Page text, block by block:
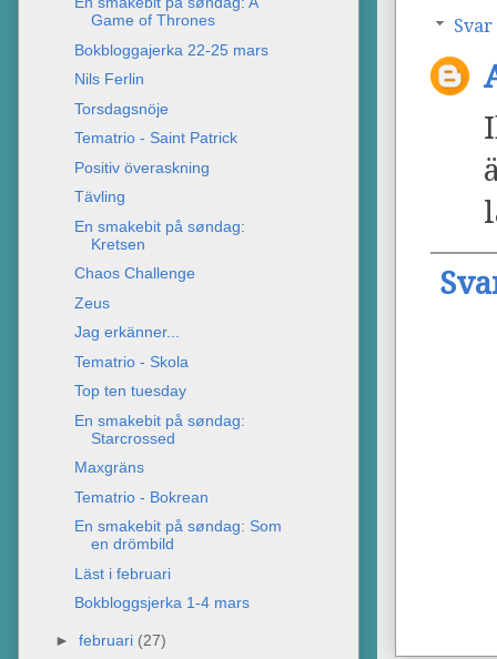
Svar
Game of Thrones
Bokbloggajerka 22-25 mars
Nils Ferlin
Torsdagsnöje
Tematrio - Saint Patrick
Positiv överaskning
Tävling
En smakebit på søndag:
Kretsen
Chaos Challenge
Zeus
Jag erkänner...
Tematrio - Skola
Top ten tuesday
En smakebit på søndag:
Starcrossed
Maxgräns
Tematrio - Bokrean
En smakebit på søndag: Som
en drömbild
Läst i februari
Bokbloggsjerka 1-4 mars
► februari (27)